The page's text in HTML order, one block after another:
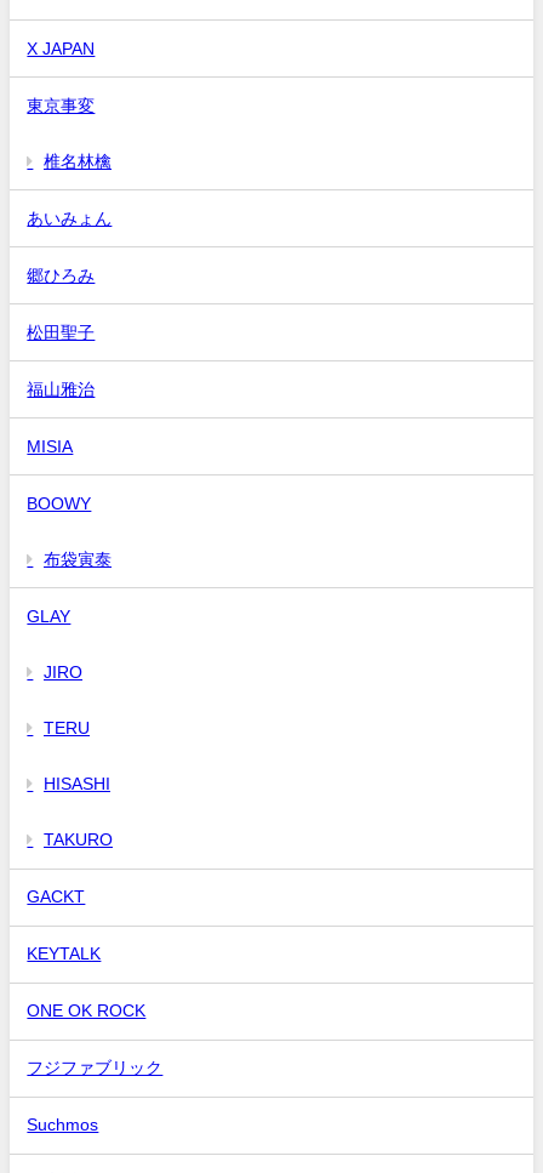
X JAPAN
東京事変
椎名林檎
あいみょん
郷ひろみ
松田聖子
福山雅治
MISIA
BOOWY
布袋寅泰
GLAY
JIRO
TERU
HISASHI
TAKURO
GACKT
KEYTALK
ONE OK ROCK
フジファブリック
Suchmos